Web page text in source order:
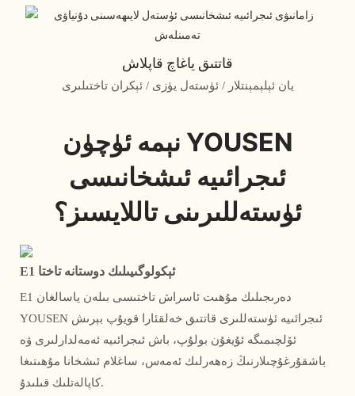
قاتتىق ياغاچ قاپلاش
يان ئېلېمېنتلار / ئۈستەل يۈزى / ئېكران تاختىلىرى
نېمە ئۈچۈن YOUSEN
ئىجرائىيە ئىشخانىسى
ئۈستەللىرىنى تاللايسىز؟
E1 ئېكولوگىيىلىك دوستانە تاختا
E1 دەرىجىلىك مۇھىت ئاسراش تاختىسى بىلەن ياسالغان
YOUSEN ئىجرائىيە ئۈستەللىرى قاتتىق خەلقئارا قويۇپ بېرىش
ئۆلچىمىگە ئۇيغۇن بولۇپ، باش ئىجرائىيە ئەمەلدارلىرى ۋە
باشقۇرغۇچىلارنىڭ زەھەرلىك ئەمەس، ساغلام ئىشخانا مۇھىتىغا
كاپالەتلىك قىلىدۇ.